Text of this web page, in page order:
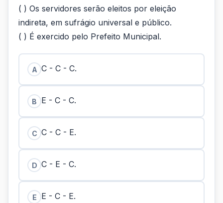
( ) Os servidores serão eleitos por eleição
indireta, em sufrágio universal e público.
( ) É exercido pelo Prefeito Municipal.
A C - C - C.
B E - C - C.
C C - C - E.
D C - E - C.
E E - C - E.